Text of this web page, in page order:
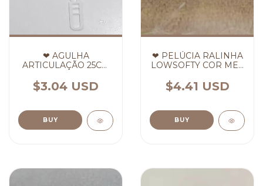
❤ AGULHA
ARTICULAÇÃO 25CM
$3.04 USD
❤ PELÚCIA RALINHA
LOWSOFTY COR MEL
$4.41 USD